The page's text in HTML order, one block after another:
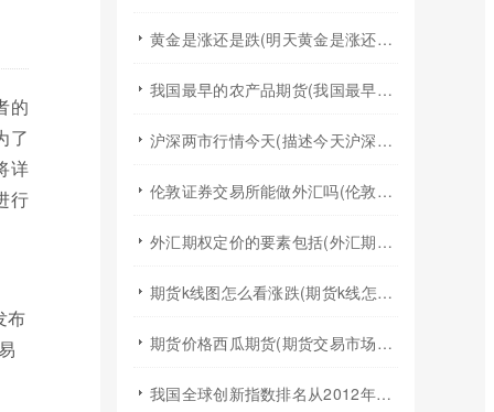
的
了
详
行
布
黄金是涨还是跌(明天黄金是涨还是跌)
我国最早的农产品期货(我国最早的农产品期货交易合约的品种是)
沪深两市行情今天(描述今天沪深两市早盘交易情况)
伦敦证券交易所能做外汇吗(伦敦证券交易所交易规则)
外汇期权定价的要素包括(外汇期权定价模型)
期货k线图怎么看涨跌(期货k线怎么看均线图)
期货价格西瓜期货(期货交易市场价格)
我国全球创新指数排名从2012年的(我国全球创新指数排名不断跃升得益于什么)